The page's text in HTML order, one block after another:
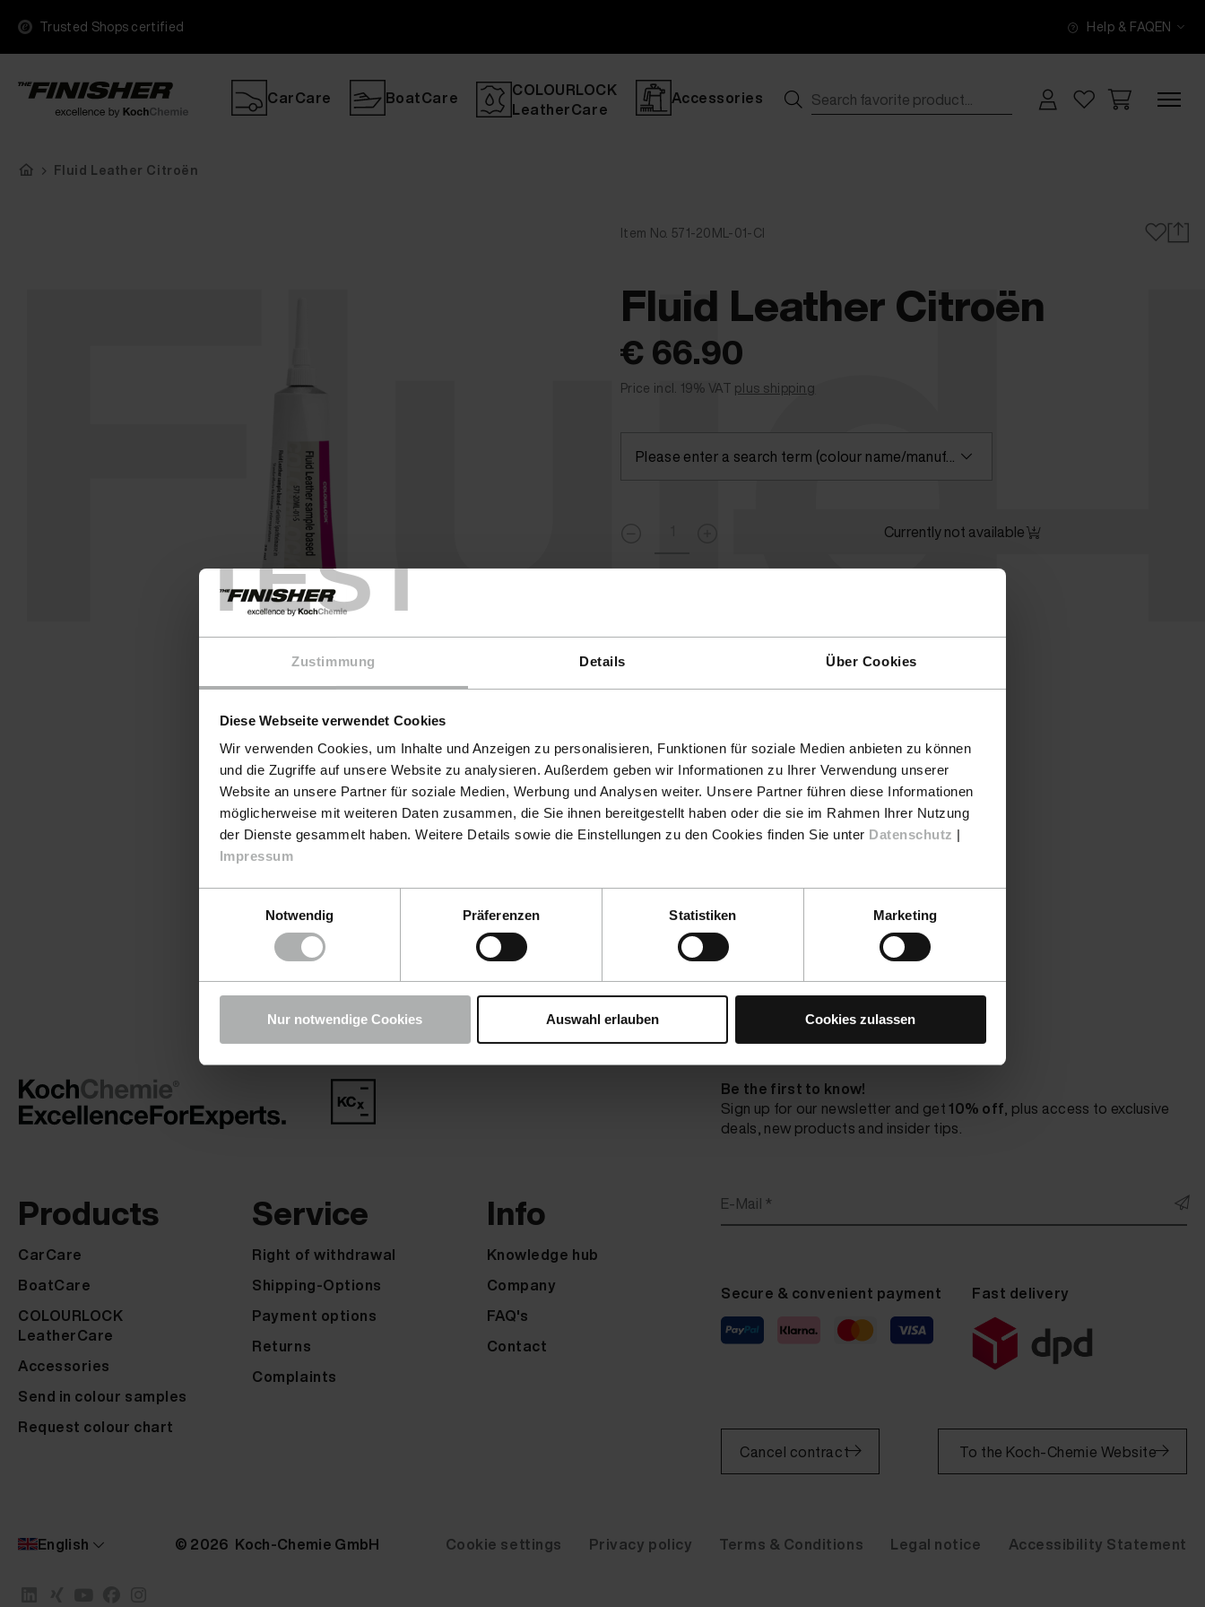
TEST
Zustimmung Details Über Cookies
Diese Webseite verwendet Cookies
Wir verwenden Cookies, um Inhalte und Anzeigen zu personalisieren, Funktionen für soziale Medien anbieten zu können
und die Zugriffe auf unsere Website zu analysieren. Außerdem geben wir Informationen zu Ihrer Verwendung unserer
Website an unsere Partner für soziale Medien, Werbung und Analysen weiter. Unsere Partner führen diese Informationen
möglicherweise mit weiteren Daten zusammen, die Sie ihnen bereitgestellt haben oder die sie im Rahmen Ihrer Nutzung
der Dienste gesammelt haben. Weitere Details sowie die Einstellungen zu den Cookies finden Sie unter Datenschutz |
Impressum
Notwendig
Präferenzen Statistiken Marketing
Nur notwendige Cookies Auswahl erlauben Cookies zulassen
Trusted Shops certified Help & FAQEN
CarCare BoatCare
COLOURLOCK
LeatherCare
Accessories
Fluid Leather Citroën
Item No. 571-20ML-01-CI
Fluid Leather Citroën
€ 66.90
Price incl. 19% VAT plus shipping
Please enter a search term (colour name/manufacturer) or select a colour
Currently not available
Products
CarCare
BoatCare
COLOURLOCK
LeatherCare
Accessories
Send in colour samples
Request colour chart
Service
Right of withdrawal
Shipping-Options
Payment options
Returns
Complaints
Info
Knowledge hub
Company
FAQ's
Contact
Be the first to know!
Sign up for our newsletter and get10% off, plus access to exclusive
deals, new products and insider tips.
E-Mail *
Secure & convenient payment Fast delivery
Cancel contract To the Koch-Chemie Website
English © 2026 Koch-Chemie GmbH Cookie settings Privacy policy Terms & Conditions Legal notice Accessibility Statement